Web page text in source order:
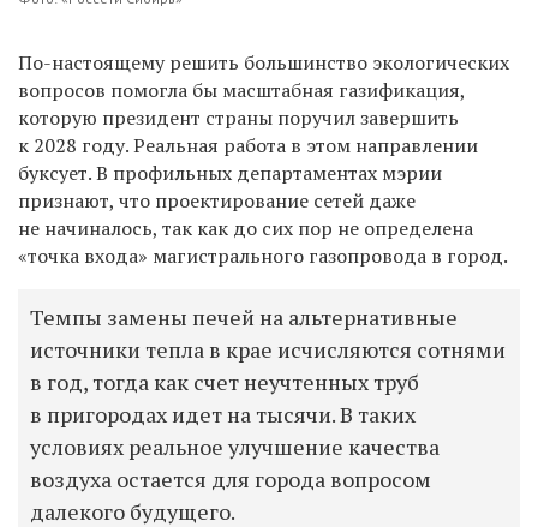
По-настоящему решить большинство экологических
вопросов помогла бы масштабная газификация,
которую президент страны поручил завершить
к 2028 году. Реальная работа в этом направлении
буксует. В профильных департаментах мэрии
признают, что проектирование сетей даже
не начиналось, так как до сих пор не определена
«точка входа» магистрального газопровода в город.
Темпы замены печей на альтернативные
источники тепла в крае исчисляются сотнями
в год, тогда как счет неучтенных труб
в пригородах идет на тысячи. В таких
условиях реальное улучшение качества
воздуха остается для города вопросом
далекого будущего.